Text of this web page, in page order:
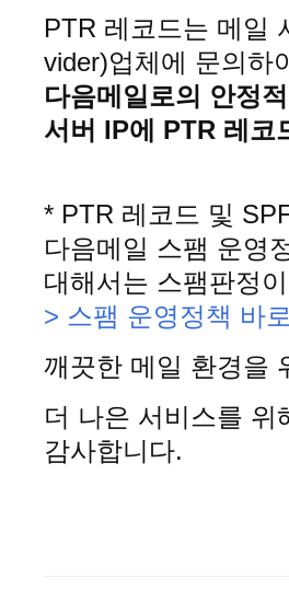
PTR 레코드는 메일
vider)업체에 문의하
다음메일로의 안정
서버 IP에 PTR 레코
* PTR 레코드 및
다음메일 스팸 운영
대해서는 스팸판정
> 스팸 운영정책 바로
깨끗한 메일 환경을
더 나은 서비스를 위
감사합니다.